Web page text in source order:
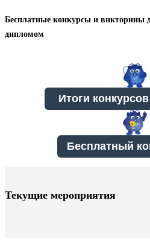
Бесплатные конкурсы и викторины
дипломом
Бесплатный
Текущие мероприятия